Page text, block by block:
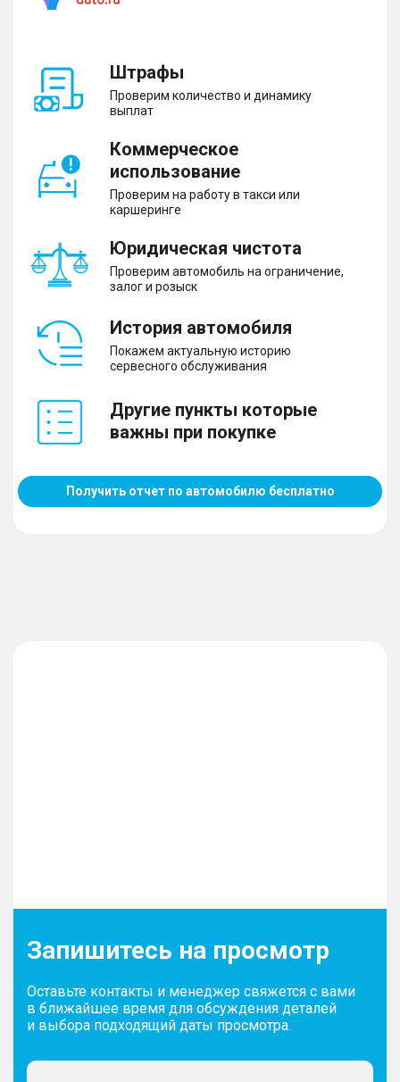
Штрафы
Проверим количество и динамику
выплат
Коммерческое
использование
Проверим на работу в такси или
каршеринге
Юридическая чистота
Проверим автомобиль на ограничение,
залог и розыск
История автомобиля
Покажем актуальную историю
сервесного обслуживания
Другие пункты которые
важны при покупке
Получить отчет по автомобилю бесплатно
Запишитесь на просмотр
Оставьте контакты и менеджер свяжется с вами
в ближайшее время для обсуждения деталей
и выбора подходящий даты просмотра.